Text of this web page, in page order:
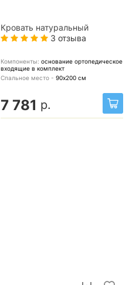
Кровать натуральный
3 отзыва
Компоненты: основание ортопедическое
входящие в комплект
Спальное место - 90х200 см
7 781 р.